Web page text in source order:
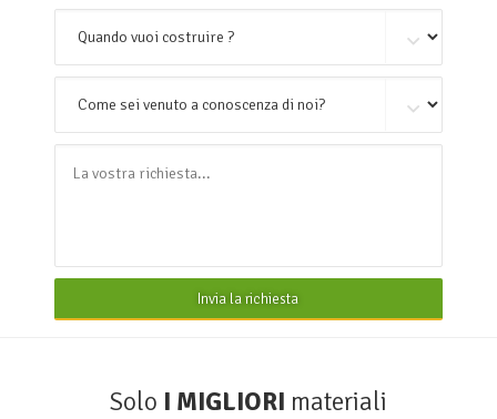
Invia la richiesta
Solo I MIGLIORI materiali